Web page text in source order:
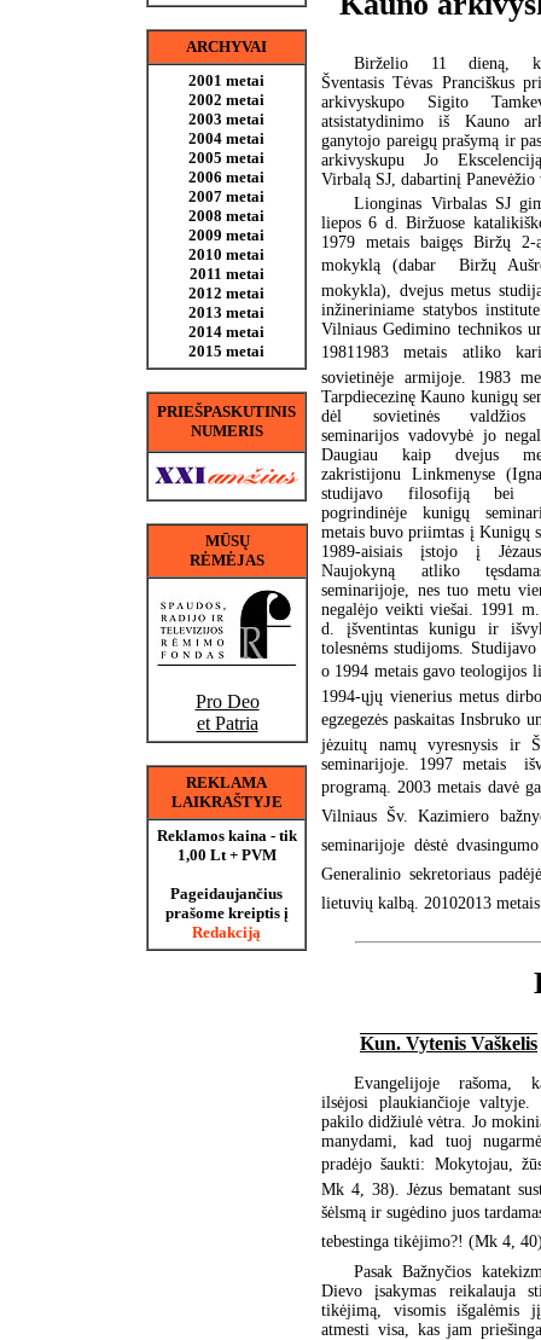
ARCHYVAI
2001 metai
2002 metai
2003 metai
2004 metai
2005 metai
2006 metai
2007 metai
2008 metai
2009 metai
2010 metai
2011 metai
2012 metai
2013 metai
2014 metai
2015 metai
PRIEŠPASKUTINIS
NUMERIS
MŪSŲ
RĖMĖJAS
Pro Deo
et Patria
REKLAMA
LAIKRAŠTYJE
Reklamos kaina - tik
1,00 Lt + PVM
Pageidaujančius
prašome kreiptis į
Redakciją
Birželio 11 dieną,
Šventasis Tėvas Pranciškus
arkivyskupo Sigito
atsistatydinimo iš Kauno
ganytojo pareigų prašymą ir
arkivyskupu Jo
Virbalą SJ, dabartinį Panevėžio
Lionginas Virbalas SJ
liepos 6 d. Biržuose
1979 metais baigęs Biržų 2-
mokyklą (dabar  Biržų
mokykla), dvejus metus
inžineriniame statybos
Vilniaus Gedimino technikos
19811983 metais atliko
sovietinėje armijoje. 1983
Tarpdiecezinę Kauno kunigų
dėl sovietinės valdžios
seminarijos vadovybė jo
Daugiau kaip dvejus
zakristijonu Linkmenyse
studijavo filosofiją bei
pogrindinėje kunigų
metais buvo priimtas į Kunigų
1989-aisiais įstojo į
Naujokyną atliko
seminarijoje, nes tuo metu
negalėjo veikti viešai. 1991 m.
d. įšventintas kunigu ir
tolesnėms studijoms.
o 1994 metais gavo teologijos
1994-ųjų vienerius metus
egzegezės paskaitas Insbruko
jėzuitų namų vyresnysis ir
seminarijoje. 1997 metais
programą. 2003 metais davė
Vilniaus Šv. Kazimiero
seminarijoje dėstė
Generalinio sekretoriaus
lietuvių kalbą. 20102013
Kun. Vytenis Vaškelis
Evangelijoje rašoma,
ilsėjosi plaukiančioje valtyje.
pakilo didžiulė vėtra. Jo
manydami, kad tuoj
pradėjo šaukti: Mokytojau,
Mk 4, 38). Jėzus bematant
šėlsmą ir sugėdino juos
tebestinga tikėjimo?! (Mk 4,
Pasak Bažnyčios
Dievo įsakymas reikalauja
tikėjimą, visomis išgalėmis
atmesti visa, kas jam